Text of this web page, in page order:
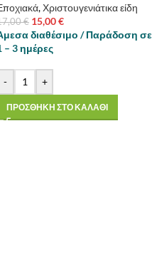
,Χριστουγενιάτικα είδη
€ 15,00€
διαθέσιμο / Παράδοση σε
– 3 ημέρες
- +
ΠΡΟΣΘΗΚΗ ΣΤΟ ΚΑΛΑΘΙ